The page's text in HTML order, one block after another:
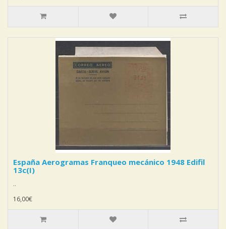
España Aerogramas Franqueo mecánico 1948 Edifil
13c(I)
..
16,00€